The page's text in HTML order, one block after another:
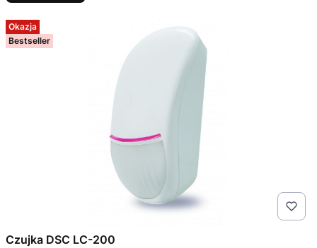
Okazja
Bestseller
Czujka DSC LC-200